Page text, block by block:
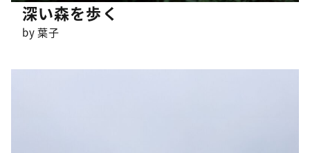
深い森を歩く
by 葉子